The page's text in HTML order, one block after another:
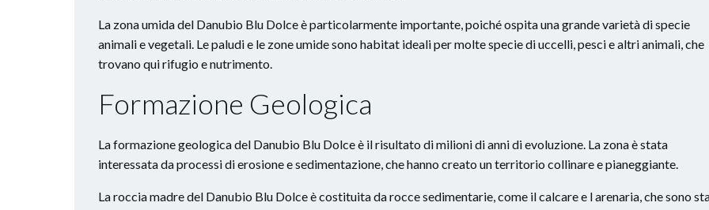
La zona umida del Danubio Blu Dolce è particolarmente importante, poiché ospita una grande varietà di specie
animali e vegetali. Le paludi e le zone umide sono habitat ideali per molte specie di uccelli, pesci e altri animali, che
trovano qui rifugio e nutrimento.
Formazione Geologica
La formazione geologica del Danubio Blu Dolce è il risultato di milioni di anni di evoluzione. La zona è stata
interessata da processi di erosione e sedimentazione, che hanno creato un territorio collinare e pianeggiante.
La roccia madre del Danubio Blu Dolce è costituita da rocce sedimentarie, come il calcare e l arenaria, che sono